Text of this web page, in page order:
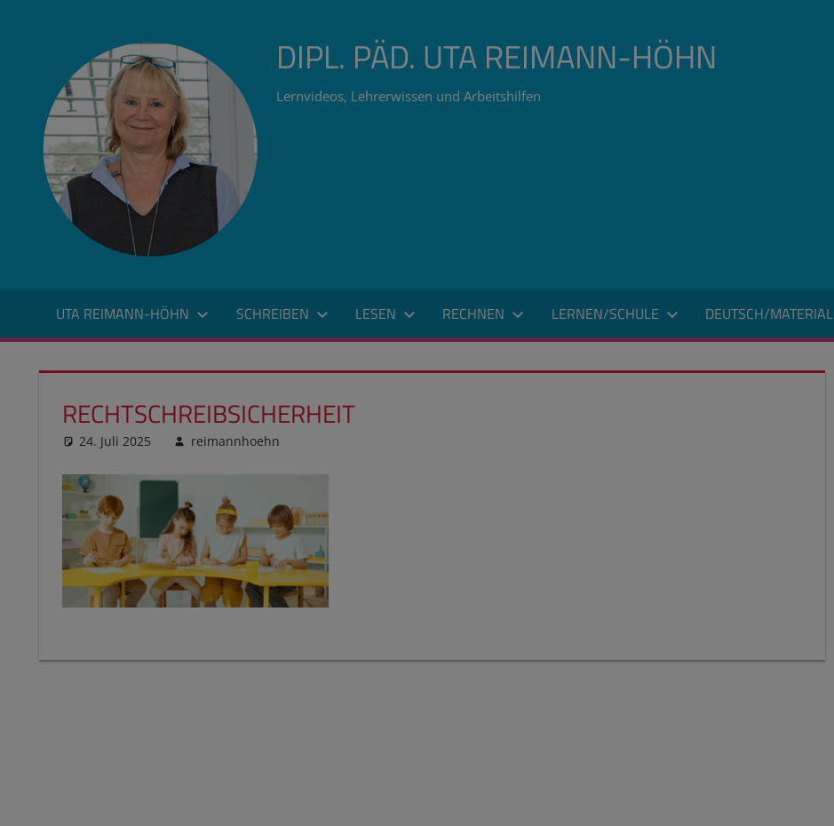
DIPL. PÄD. UTA REIMANN-HÖHN
Lernvideos, Lehrerwissen und Arbeitshilfen
UTA REIMANN-HÖHN SCHREIBEN LESEN RECHNEN LERNEN/SCHULE DEUTSCH/MATERIAL
RECHTSCHREIBSICHERHEIT
24. Juli 2025 reimannhoehn